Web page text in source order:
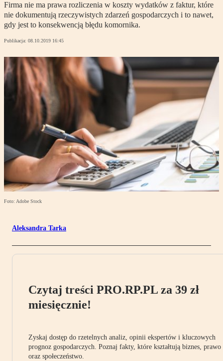
Firma nie ma prawa rozliczenia w koszty wydatków z faktur, które
nie dokumentują rzeczywistych zdarzeń gospodarczych i to nawet,
gdy jest to konsekwencją błędu komornika.
Publikacja: 08.10.2019 16:45
Foto: Adobe Stock
Aleksandra Tarka
Czytaj treści PRO.RP.PL za 39 zł
miesięcznie!
Zyskaj dostęp do rzetelnych analiz, opinii ekspertów i kluczowych
prognoz gospodarczych. Poznaj fakty, które kształtują biznes, prawo
oraz społeczeństwo.